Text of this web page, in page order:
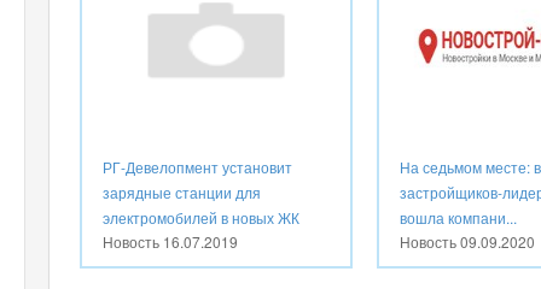
РГ-Девелопмент установит
зарядные станции для
электромобилей в новых ЖК
Новость 16.07.2019
На седьмом месте:
застройщиков-
вошла компани...
Новость09.09.2020